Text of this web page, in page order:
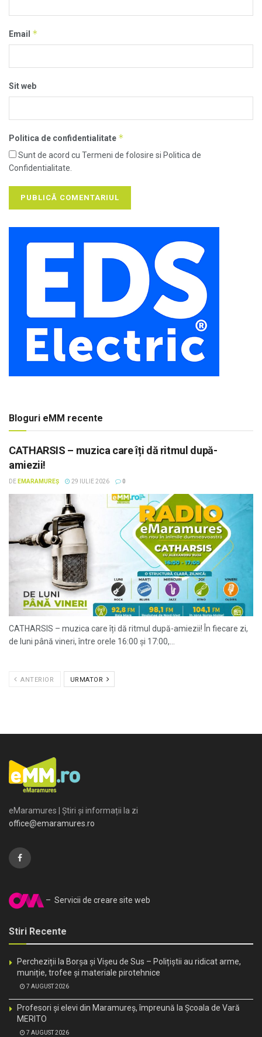
Email *
Sit web
Politica de confidentialitate *
Sunt de acord cu Termeni de folosire si Politica de
Confidentialitate.
Bloguri eMM recente
CATHARSIS – muzica care îți dă ritmul după-
amiezii!
DE EMARAMUREȘ 29 IULIE 2026 0
CATHARSIS – muzica care îți dă ritmul după-amiezii! În fiecare zi,
de luni până vineri, între orele 16:00 și 17:00,...
ANTERIOR URMATOR
eMaramures | Știri și informații la zi
office@emaramures.ro
– Servicii de creare site web
Stiri Recente
Percheziții la Borșa și Vișeu de Sus – Polițiștii au ridicat arme,
muniție, trofee și materiale pirotehnice
7 AUGUST 2026
Profesori și elevi din Maramureș, împreună la Școala de Vară
MERITO
7 AUGUST 2026